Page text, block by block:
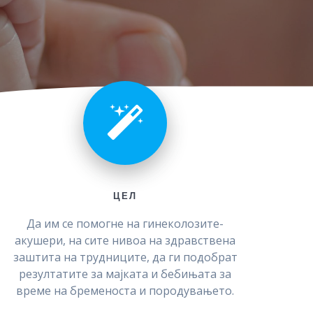
ЦЕЛ
Да им се помогне на гинеколозите-
акушери, на сите нивоа на здравствена
заштита на трудниците, да ги подобрат
резултатите за мајката и бебињата за
време на бременоста и породувањето.